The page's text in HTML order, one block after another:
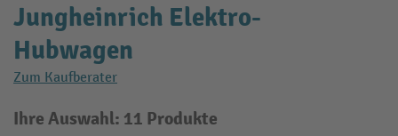
Jungheinrich Elektro-
Hubwagen
Zum Kaufberater
Ihre Auswahl: 11 Produkte